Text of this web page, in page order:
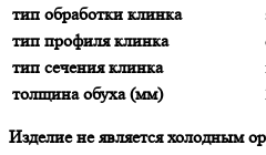
тип обработки клинка
тип профиля клинка
тип сечения клинка
толщина обуха (мм)
Изделие не является холодным